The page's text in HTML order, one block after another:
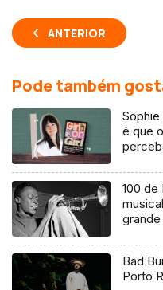
ANTERIOR
Pode também
Sophie
é que
100 de
Bad
Porto